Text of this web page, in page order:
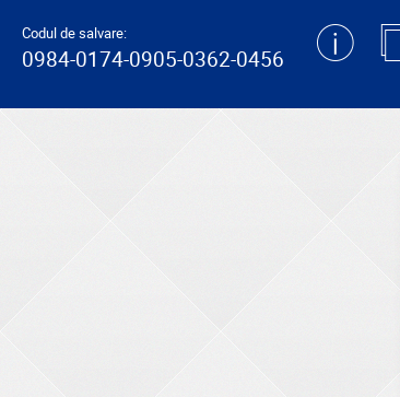
Codul de salvare:
0984-0174-0905-0362-0456